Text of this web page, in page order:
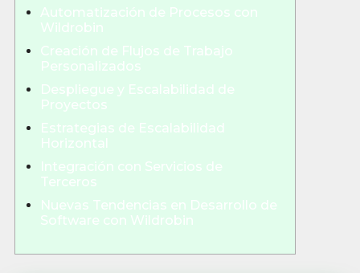
Automatización de Procesos con
Wildrobin
Creación de Flujos de Trabajo
Personalizados
Despliegue y Escalabilidad de
Proyectos
Estrategias de Escalabilidad
Horizontal
Integración con Servicios de
Terceros
Nuevas Tendencias en Desarrollo de
Software con Wildrobin